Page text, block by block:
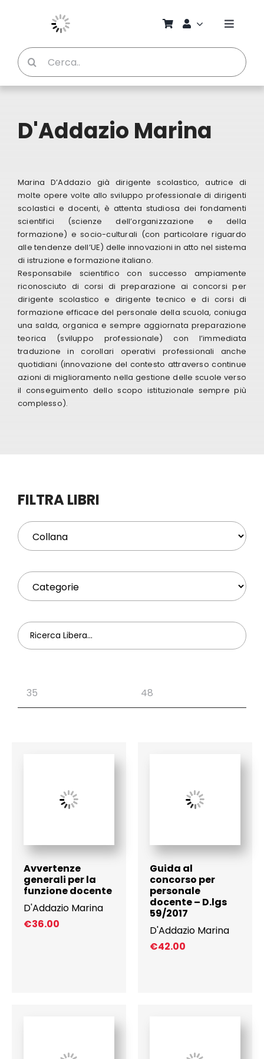
Toggle
Chi
Riviste
Eventi
Profilo
Cerca
per:
D'Addazio Marina
Marina D’Addazio già dirigente scolastico, autrice di
molte opere volte allo sviluppo professionale di dirigenti
scolastici e docenti, è attenta studiosa dei fondamenti
scientifici (scienze dell’organizzazione e della
formazione) e socio-culturali (con particolare riguardo
alle tendenze dell’UE) delle innovazioni in atto nel sistema
di istruzione e formazione italiano.
Responsabile scientifico con successo ampiamente
riconosciuto di corsi di preparazione ai concorsi per
dirigente scolastico e dirigente tecnico e di corsi di
formazione efficace del personale della scuola, coniuga
una salda, organica e sempre aggiornata preparazione
teorica (sviluppo professionale) con l’immediata
traduzione in corollari operativi professionali anche
quotidiani (innovazione del contesto attraverso continue
azioni di miglioramento nella gestione delle scuole verso
il conseguimento dello scopo istituzionale sempre più
complesso).
FILTRA LIBRI
Avvertenze
generali per la
funzione docente
D'Addazio Marina
€36.00
Guida al
concorso per
personale
docente – D.lgs
59/2017
D'Addazio Marina
€42.00